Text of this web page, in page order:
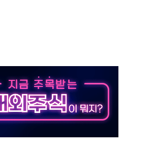
임식 참석
피해 없어
극 2편 수상
레이스로 부상
1주택 등 여론 수렴"
부상
워크 구현 첫발